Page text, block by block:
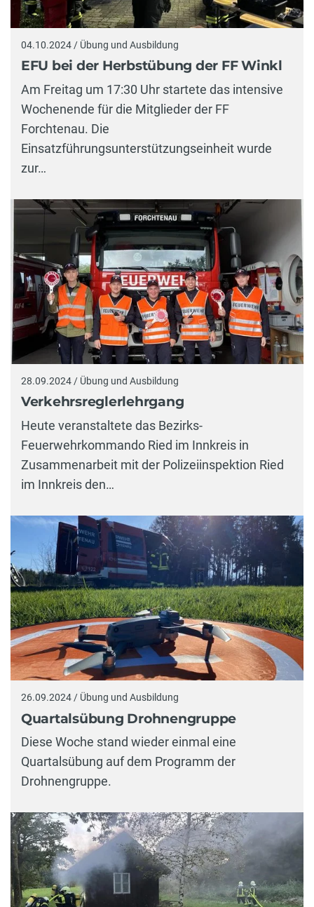
04.10.2024 / Übung und Ausbildung
EFU bei der Herbstübung der FF Winkl
Am Freitag um 17:30 Uhr startete das intensive
Wochenende für die Mitglieder der FF
Forchtenau. Die
Einsatzführungsunterstützungseinheit wurde
zur…
28.09.2024 / Übung und Ausbildung
Verkehrsreglerlehrgang
Heute veranstaltete das Bezirks-
Feuerwehrkommando Ried im Innkreis in
Zusammenarbeit mit der Polizeiinspektion Ried
im Innkreis den…
26.09.2024 / Übung und Ausbildung
Quartalsübung Drohnengruppe
Diese Woche stand wieder einmal eine
Quartalsübung auf dem Programm der
Drohnengruppe.